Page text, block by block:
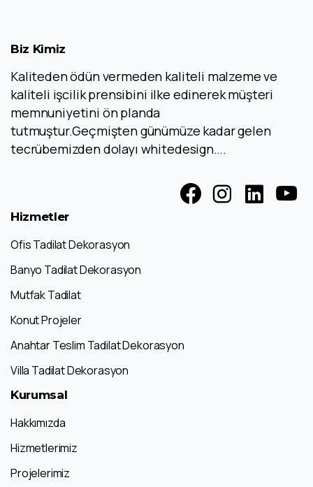
Biz Kimiz
Kaliteden ödün vermeden kaliteli malzeme ve
kaliteli işcilik prensibini ilke edinerek müşteri
memnuniyetini ön planda
tutmuştur.Geçmişten günümüze kadar gelen
tecrübemizden dolayı whitedesign….
Hizmetler
Ofis Tadilat Dekorasyon
Banyo Tadilat Dekorasyon
Mutfak Tadilat
Konut Projeler
Anahtar Teslim Tadilat Dekorasyon
Villa Tadilat Dekorasyon
Kurumsal
Hakkımızda
Hizmetlerimiz
Projelerimiz